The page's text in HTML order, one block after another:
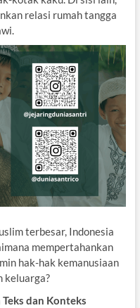
relasi rumah tangga
terbesar, Indonesia
mempertahankan
hak-hak kemanusiaan
keluarga?
dan Konteks